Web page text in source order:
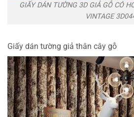
GIẤY DÁN TƯỜNG 3D GIẢ GỖ CÓ
VINTAGE
Giấy dán tường giả thân cây gỗ